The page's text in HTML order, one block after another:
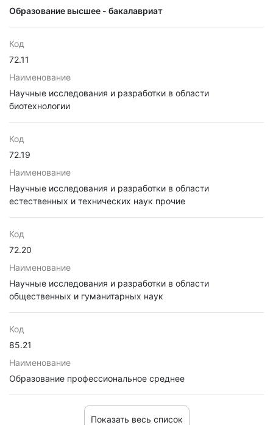
Образование высшее - бакалавриат
Код
72.11
Наименование
Научные исследования и разработки в области
биотехнологии
Код
72.19
Наименование
Научные исследования и разработки в области
естественных и технических наук прочие
Код
72.20
Наименование
Научные исследования и разработки в области
общественных и гуманитарных наук
Код
85.21
Наименование
Образование профессиональное среднее
Показать весь список